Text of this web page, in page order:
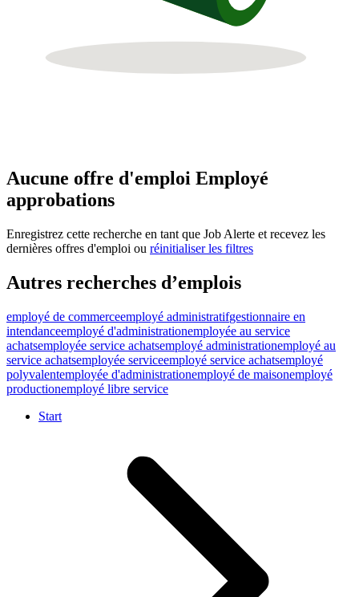
Aucune offre d'emploi Employé
approbations
Enregistrez cette recherche en tant que Job Alerte et recevez les
dernières offres d'emploi ou réinitialiser les filtres
Autres recherches d’emplois
employé de commerceemployé administratifgestionnaire en
intendanceemployé d'administrationemployée au service
achatsemployée service achatsemployé administrationemployé au
service achatsemployée serviceemployé service achatsemployé
polyvalentemployée d'administrationemployé de maisonemployé
productionemployé libre service
Start